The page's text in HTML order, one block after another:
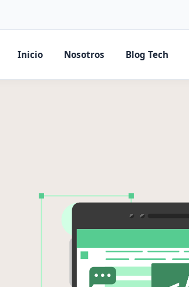
Inicio Nosotros Blog Tech